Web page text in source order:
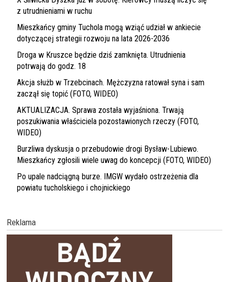
z utrudnieniami w ruchu
Mieszkańcy gminy Tuchola mogą wziąć udział w ankiecie
dotyczącej strategii rozwoju na lata 2026-2036
Droga w Kruszce będzie dziś zamknięta. Utrudnienia
potrwają do godz. 18
Akcja służb w Trzebcinach. Mężczyzna ratował syna i sam
zaczął się topić (FOTO, WIDEO)
AKTUALIZACJA. Sprawa została wyjaśniona. Trwają
poszukiwania właściciela pozostawionych rzeczy (FOTO,
WIDEO)
Burzliwa dyskusja o przebudowie drogi Bysław-Lubiewo.
Mieszkańcy zgłosili wiele uwag do koncepcji (FOTO, WIDEO)
Po upale nadciągną burze. IMGW wydało ostrzeżenia dla
powiatu tucholskiego i chojnickiego
Reklama